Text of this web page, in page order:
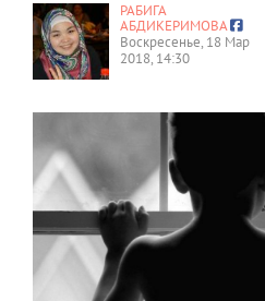
РАБИГА
АБДИКЕРИМОВА
Воскресенье, 18 Мар
2018, 14:30